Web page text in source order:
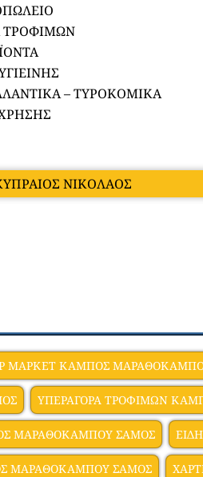
ΤΡΟΦΙΜΩΝ
– ΤΥΡΟΚΟΜΙΚΑ
ΝΙΚΟΛΑΟΣ
ΜΑΡΚΕΤ ΚΑΜΠΟΣ
ΥΠΕΡΑΓΟΡΑ ΤΡΟΦΙΜΩΝ
ΜΑΡΑΘΟΚΑΜΠΟΥ ΣΑΜΟΣ
ΜΑΡΑΘΟΚΑΜΠΟΥ ΣΑΜΟΣ